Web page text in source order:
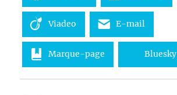
Viadeo E-mail
Marque-page Bluesky